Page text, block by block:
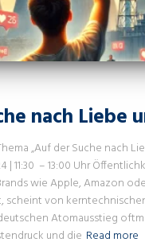
nach Liebe
„Auf der Suche nach
| 11:30 – 13:00 Uhr
wie Apple, Amazon
scheint von
Atomausstieg
und die Read more